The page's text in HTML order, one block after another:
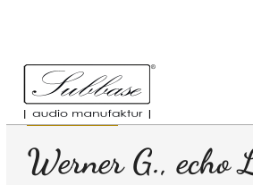
Referenzen 7.8.2011
Werner G., echo